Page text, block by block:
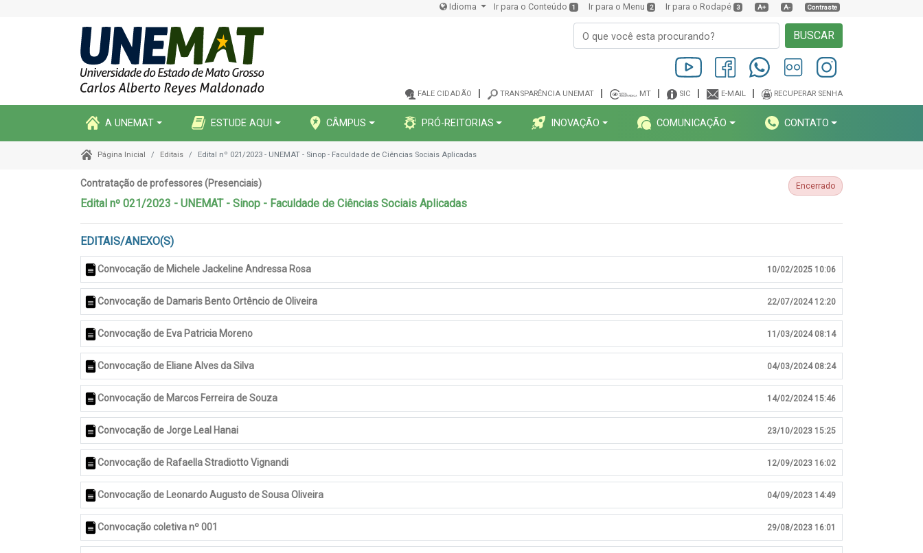
Idioma Ir para o Conteúdo 1 Ir para o Menu 2 Ir para o Rodapé 3 A+ A- Contraste
BUSCAR
FALE CIDADÃO TRANSPARÊNCIA UNEMAT MT SIC E-MAIL RECUPERAR SENHA
A UNEMAT ESTUDE AQUI CÂMPUS PRÓ-REITORIAS INOVAÇÃO COMUNICAÇÃO CONTATO
Página Inicial Editais Edital nº 021/2023 - UNEMAT - Sinop - Faculdade de Ciências Sociais Aplicadas
Contratação de professores (Presenciais) Encerrado
Edital nº 021/2023 - UNEMAT - Sinop - Faculdade de Ciências Sociais Aplicadas
EDITAIS/ANEXO(S)
Convocação de Michele Jackeline Andressa Rosa 10/02/2025 10:06
Convocação de Damaris Bento Ortêncio de Oliveira 22/07/2024 12:20
Convocação de Eva Patricia Moreno 11/03/2024 08:14
Convocação de Eliane Alves da Silva 04/03/2024 08:24
Convocação de Marcos Ferreira de Souza 14/02/2024 15:46
Convocação de Jorge Leal Hanai 23/10/2023 15:25
Convocação de Rafaella Stradiotto Vignandi 12/09/2023 16:02
Convocação de Leonardo Augusto de Sousa Oliveira 04/09/2023 14:49
Convocação coletiva nº 001 29/08/2023 16:01